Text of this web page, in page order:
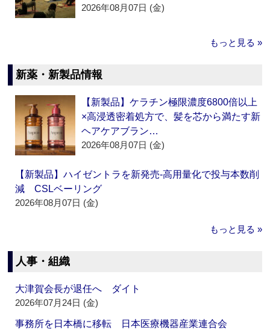
2026年08月07日 (金)
もっと見る »
新薬・新製品情報
【新製品】ケラチン極限濃度6800倍以上
×高浸透密着処方で、髪を芯から満たす新
ヘアケアブラン…
2026年08月07日 (金)
【新製品】ハイゼントラを新発売‐高用量化で投与本数削
減 CSLベーリング
2026年08月07日 (金)
もっと見る »
人事・組織
大津賀会長が退任へ ダイト
2026年07月24日 (金)
事務所を日本橋に移転 日本医療機器産業連合会